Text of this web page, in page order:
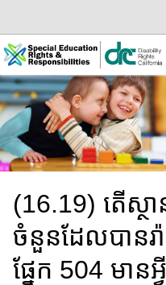
Main
Content
sub
navigation
(16.19) តើ​ស្
ចំនួន​ដែល​បានរ៉
ផ្នែក​ 504 មាន